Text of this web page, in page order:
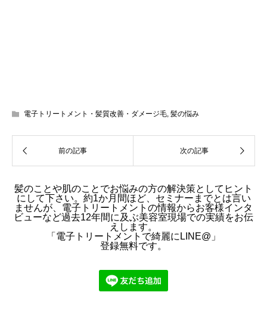
電子トリートメント・髪質改善・ダメージ毛, 髪の悩み
髪のことや肌のことでお悩みの方の解決策としてヒント
にして下さい。約1か月間ほど、セミナーまでとは言い
ませんが、電子トリートメントの情報からお客様インタ
ビューなど過去12年間に及ぶ美容室現場での実績をお伝
えします。
「電子トリートメントで綺麗にLINE@」
登録無料です。